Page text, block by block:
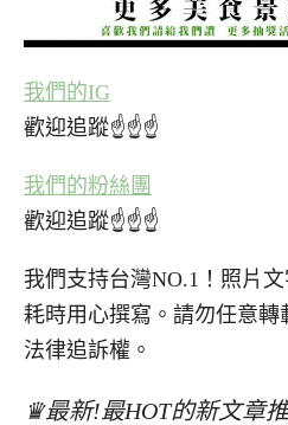
我們的IG
歡迎追蹤☝☝☝
我們的粉絲團
歡迎追蹤☝☝☝
我們支持台灣NO.1！照片
耗時用心撰寫。請勿任意轉
法律追訴權。
♛最新!最HOT的新文章